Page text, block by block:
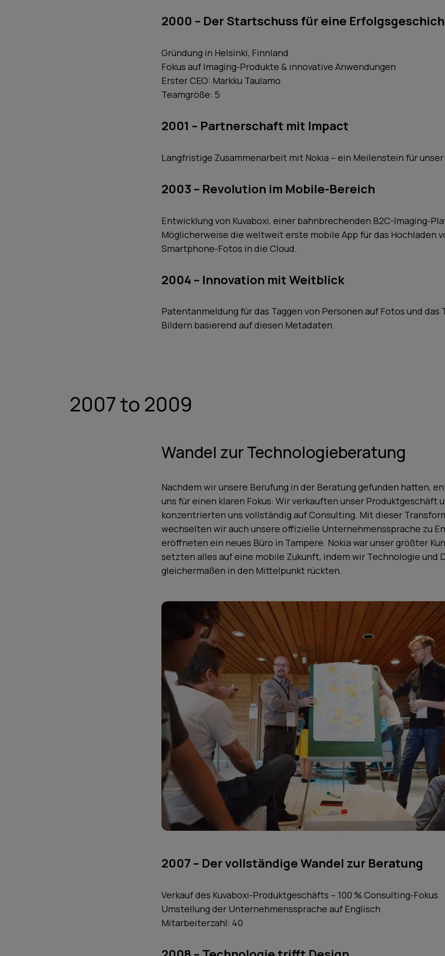
2000 – Der Startschuss für eine
Gründung in Helsinki, Finnland
Fokus auf Imaging-Produkte & innovative Anwendungen
Erster CEO: Markku Taulamo
Teamgröße: 5
2001 – Partnerschaft mit Impact
Langfristige Zusammenarbeit mit Nokia – ein Meilenstein für
2003 – Revolution im Mobile-Bereich
Entwicklung von Kuvaboxi, einer bahnbrechenden B2C-Imaging-
Möglicherweise die weltweit erste mobile App für das Hochladen
Smartphone-Fotos in die Cloud.
2004 – Innovation mit Weitblick
Patentanmeldung für das Taggen von Personen auf Fotos und das
Bildern basierend auf diesen Metadaten.
2007 to 2009
Wandel zur Technologieberatung
Nachdem wir unsere Berufung in der Beratung gefunden hatten,
uns für einen klaren Fokus: Wir verkauften unser Produktgeschäft
konzentrierten uns vollständig auf Consulting. Mit dieser
wechselten wir auch unsere offizielle Unternehmenssprache zu
eröffneten ein neues Büro in Tampere. Nokia war unser größter
setzten alles auf eine mobile Zukunft, indem wir Technologie und
gleichermaßen in den Mittelpunkt rückten.
2007 – Der vollständige Wandel zur Beratung
Verkauf des Kuvaboxi-Produktgeschäfts – 100 % Consulting-Fokus
Umstellung der Unternehmenssprache auf Englisch
Mitarbeiterzahl: 40